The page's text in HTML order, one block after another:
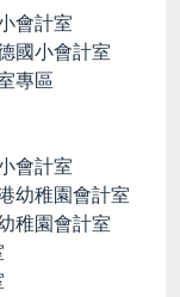
會計室
國小會計室
專區
會計室
幼稚園會計室
稚園會計室